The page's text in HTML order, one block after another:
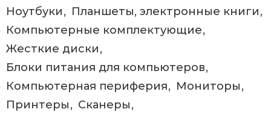
Ноутбуки
Планшеты, электронные книги
Компьютерные комплектующие
Жесткие диски
Блоки питания для компьютеров
Компьютерная периферия
Мониторы
Принтеры
Сканеры